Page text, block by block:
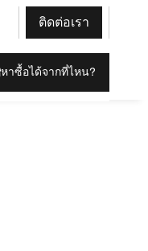
ติดต่อเรา
หาซื้อได้จากที่ไหน?